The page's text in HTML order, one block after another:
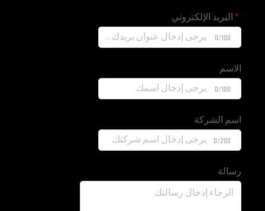
البريد الإلكتروني
0/100
الاسم
0/100
اسم الشركة
0/200
رسالة